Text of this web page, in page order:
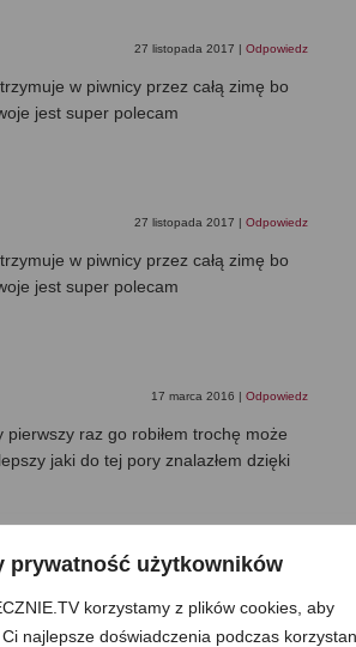
prywatność użytkowników
korzystamy z plików cookies, aby
najlepsze doświadczenia podczas
27 listopada 2017 Odpowiedz
w piwnicy przez całą zimę bo
jest super polecam
27 listopada 2017 Odpowiedz
w piwnicy przez całą zimę bo
jest super polecam
17 marca 2016 Odpowiedz
pierwszy raz go robiłem trochę może
jaki do tej pory znalazłem dzięki
świeży imbir suszonym w proszku?